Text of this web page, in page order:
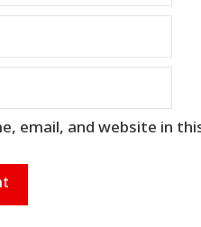
email, and website in